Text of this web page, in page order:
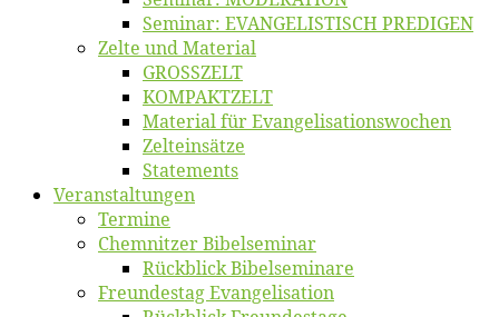
Se­mi­nar: EVANGELISTISCH PREDIGEN
Zel­te und Material
GROSSZELT
KOMPAKTZELT
Ma­te­ri­al für Evangelisationswochen
Zelt­ein­sät­ze
State­ments
Ver­an­stal­tun­gen
Ter­mi­ne
Chemnit­zer Bibelseminar
Rück­blick Bibelseminare
Freun­des­tag Evangelisation